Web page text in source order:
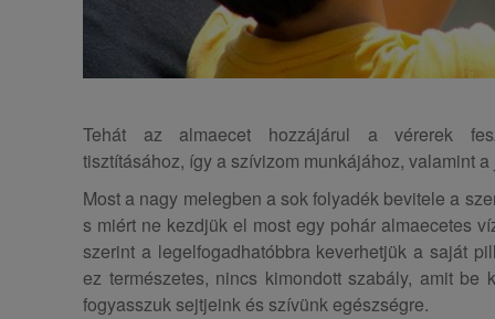
Tehát az almaecet hozzájárul a vérerek
tisztításához, így a szívizom munkájához, valamint
Most a nagy melegben a sok folyadék bevitele a
s miért ne kezdjük el most egy pohár almaecetes
szerint a legelfogadhatóbbra keverhetjük a saját
ez természetes, nincs kimondott szabály, amit be
fogyasszuk sejtjeink és szívünk egészségre.